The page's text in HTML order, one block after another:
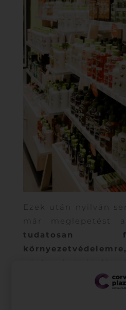
Ezek után nyilván
már meglepetést
környezetvédelemre,
szerzik be, akik
mentén dolgoznak,